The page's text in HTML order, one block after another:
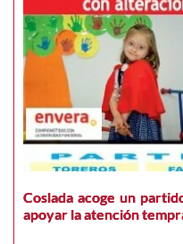
Coslada acoge un
apoyar la atención